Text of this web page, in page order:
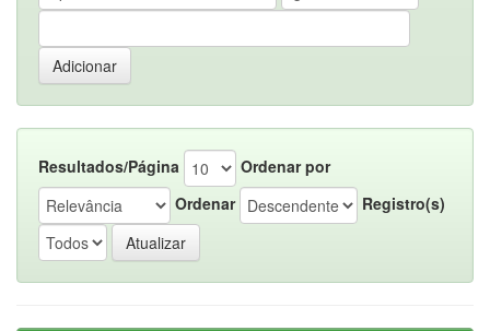
Resultados/Página
Ordenar por
Ordenar
Registro(s)